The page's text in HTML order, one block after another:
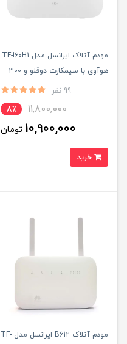
مودم آنلاک ایرانسل مدل TF-i60H1
هوآوی با سیمکارت دوقلو و 300
گیگ اینترنت یکساله
99 نفر
11,800,000 8٪
10,900,000 تومان
مودم آنلاک B612 ایرانسل مدل TF-